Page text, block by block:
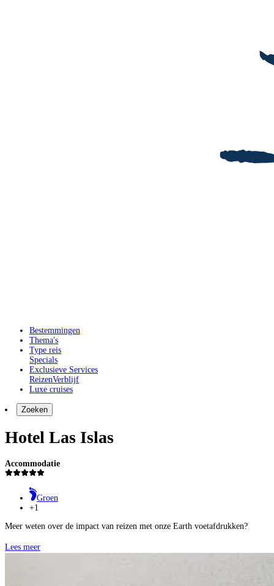
Bestemmingen
Thema's
Type reis
Specials
Exclusieve Services
ReizenVerblijf
Luxe cruises
Zoeken
Hotel Las Islas
Accommodatie
Groen
+1
Meer weten over de impact van reizen met onze Earth voetafdrukken?
Lees meer